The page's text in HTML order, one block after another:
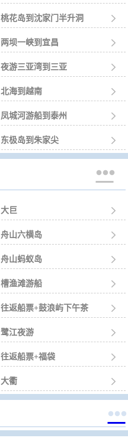
桃花岛到沈家门半升洞 
两坝一峡到宜昌 
夜游三亚湾到三亚 
北海到越南 
凤城河游船到泰州 
东极岛到朱家尖 

大巨 
舟山六横岛 
舟山蚂蚁岛 
槽渔滩游船 
往返船票+鼓浪屿下午茶 
鹭江夜游 
往返船票+福袋 
大衢 
